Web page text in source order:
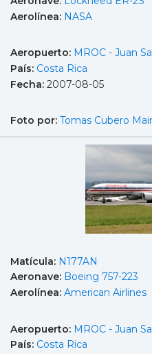
Aerolínea: NASA
Aeropuerto: MROC - Juan
País: Costa Rica
Fecha: 2007-08-05
Foto por: Tomas Cubero
Matícula: N177AN
Aeronave: Boeing 757-223
Aerolínea: American Airlines
Aeropuerto: MROC - Juan
País: Costa Rica